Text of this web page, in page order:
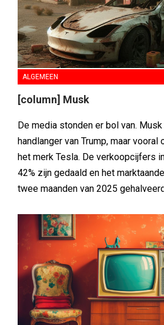
ALGEMEEN
[column] Musk
De media stonden er bol van.
handlanger van Trump, maar
het merk Tesla. De verkoopcijfers
42% zijn gedaald en het
twee maanden van 2025